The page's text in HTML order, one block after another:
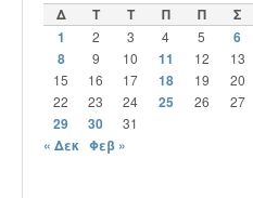
Δ Τ Τ Π Π Σ
1
2 3 4 5 6
8 9 10 11 12 13
15 16 17 18 19 20
22 23 24 25 26 27
29
30 31
« Δεκ Φεβ »